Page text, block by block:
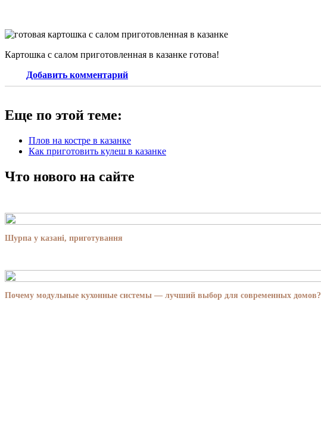
Картошка с салом приготовленная в казанке готова!
Добавить комментарий
Еще по этой теме:
Плов на костре в казанке
Как приготовить кулеш в казанке
Что нового на сайте
Шурпа у казані, приготування
Почему модульные кухонные системы — лучший выбор для современных домов?